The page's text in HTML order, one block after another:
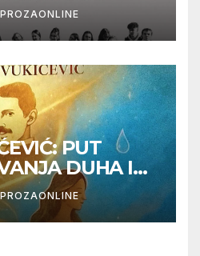
festivalu
PROZAONLINE
PUT
DUHA I
PROZAONLINE